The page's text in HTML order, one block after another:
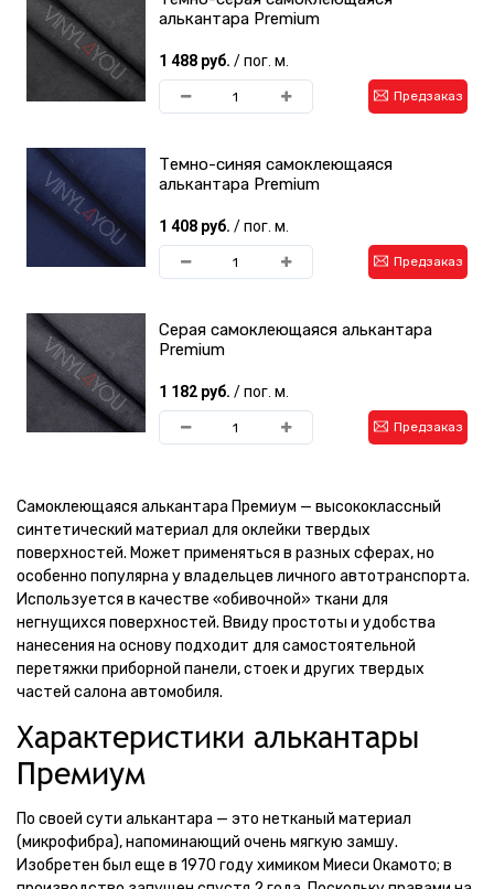
алькантара Premium
1 488 руб. / пог. м.
Предзаказ
Темно-синяя самоклеющаяся
алькантара Premium
1 408 руб. / пог. м.
Предзаказ
Серая самоклеющаяся алькантара
Premium
1 182 руб. / пог. м.
Предзаказ
Самоклеющаяся алькантара Премиум — высококлассный
синтетический материал для оклейки твердых
поверхностей. Может применяться в разных сферах, но
особенно популярна у владельцев личного автотранспорта.
Используется в качестве «обивочной» ткани для
негнущихся поверхностей. Ввиду простоты и удобства
нанесения на основу подходит для самостоятельной
перетяжки приборной панели, стоек и других твердых
частей салона автомобиля.
Характеристики алькантары
Премиум
По своей сути алькантара — это нетканый материал
(микрофибра), напоминающий очень мягкую замшу.
Изобретен был еще в 1970 году химиком Миеси Окамото; в